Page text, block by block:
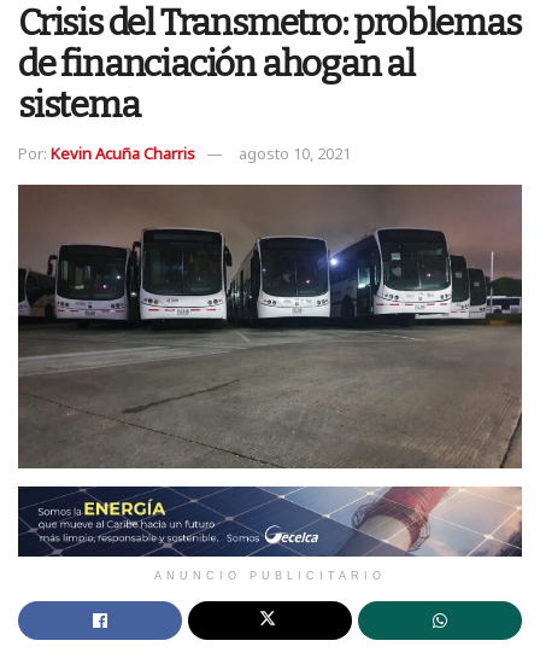
Crisis del Transmetro: problemas
de financiación ahogan al
sistema
Por: Kevin Acuña Charris agosto 10, 2021
ANUNCIO PUBLICITARIO